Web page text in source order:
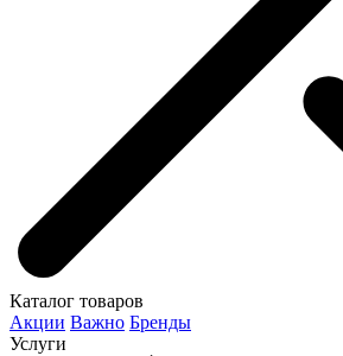
Каталог товаров
Акции Важно Бренды
Услуги